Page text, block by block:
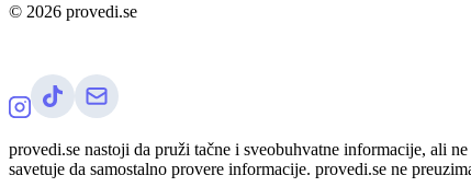
© 2026 provedi.se
provedi.se nastoji da pruži tačne i sveobuhvatne informacije, ali
savetuje da samostalno provere informacije. provedi.se ne